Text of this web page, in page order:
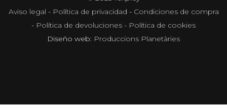
Aviso legal - Política de privacidad - Condiciones de compra
- Política de devoluciones - Política de cookies
Diseño web: Produccions Planetàries